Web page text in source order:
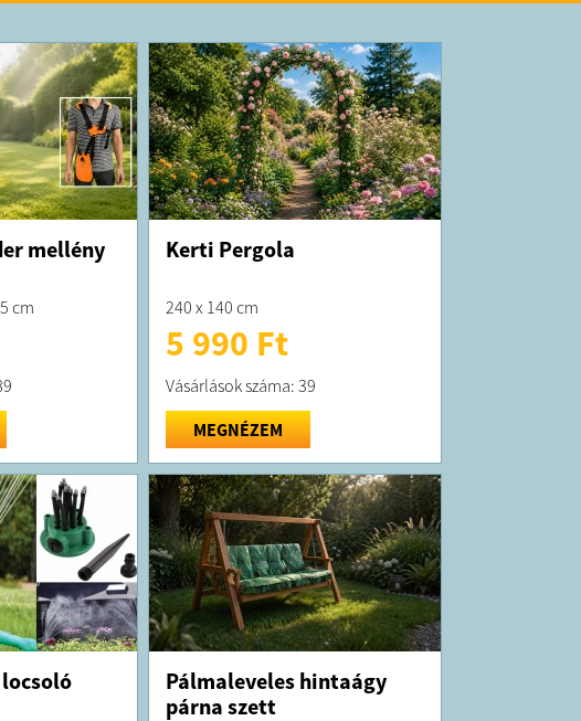
A megrendelt termék maximum 10 munkanapon belül
A terméket forgalmazza a Classic Mobils S.r.o
mellény
cm
Kerti Pergola
240 x 140 cm
5 990 Ft
Vásárlások száma: 39
MEGNÉZEM
Pálmaleveles hintaágy
párna szett